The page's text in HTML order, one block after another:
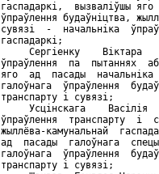
гаспадаркi,  вызвалiўшы яго
ўпраўлення будаўнiцтва,
сувязi  -  начальнiка
гаспадаркi;
Сергiенку    Вiктара
ўпраўлення  па  пытаннях
яго  ад  пасады  начальнiка
галоўнага  ўпраўлення
транспарту i сувязi;
Усцiнскага    Васiлiя
ўпраўлення  транспарту  i
жыллёва-камунальнай
ад  пасады  галоўнага
галоўнага  ўпраўлення
транспарту i сувязi;